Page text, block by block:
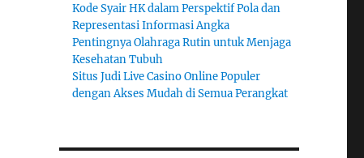
Kode Syair HK dalam Perspektif Pola dan
Representasi Informasi Angka
Pentingnya Olahraga Rutin untuk Menjaga
Kesehatan Tubuh
Situs Judi Live Casino Online Populer
dengan Akses Mudah di Semua Perangkat